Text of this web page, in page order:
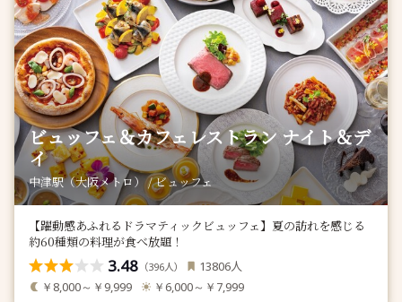
ビュッフェ＆カフェレストラン ナイト＆デ
イ
中津駅（大阪メトロ） / ビュッフェ
【躍動感あふれるドラマティックビュッフェ】夏の訪れを感じる
約60種類の料理が食べ放題！
3.48 （396人） 13806人
￥8,000～￥9,999 ￥6,000～￥7,999